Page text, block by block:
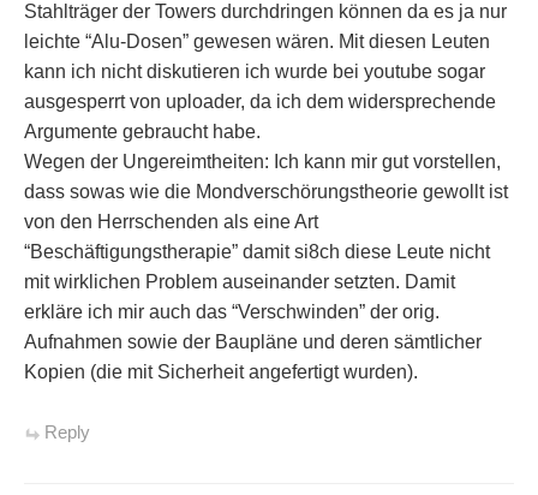
Stahlträger der Towers durchdringen können da es ja nur
leichte “Alu-Dosen” gewesen wären. Mit diesen Leuten
kann ich nicht diskutieren ich wurde bei youtube sogar
ausgesperrt von uploader, da ich dem widersprechende
Argumente gebraucht habe.
Wegen der Ungereimtheiten: Ich kann mir gut vorstellen,
dass sowas wie die Mondverschörungstheorie gewollt ist
von den Herrschenden als eine Art
“Beschäftigungstherapie” damit si8ch diese Leute nicht
mit wirklichen Problem auseinander setzten. Damit
erkläre ich mir auch das “Verschwinden” der orig.
Aufnahmen sowie der Baupläne und deren sämtlicher
Kopien (die mit Sicherheit angefertigt wurden).
Reply